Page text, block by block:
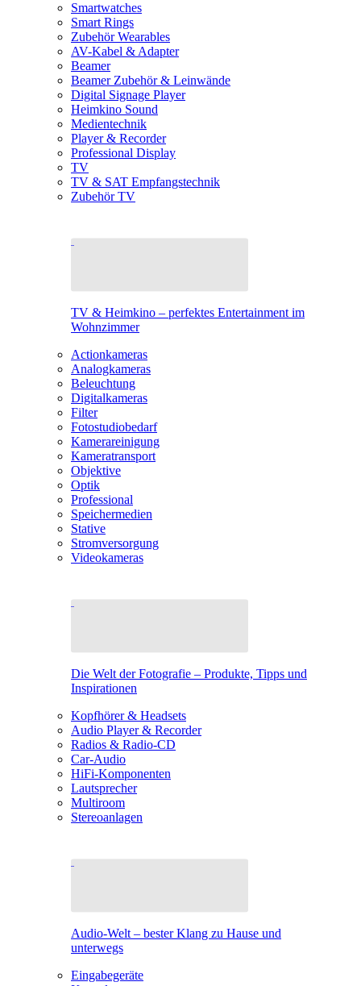
Smartwatches
Smart Rings
Zubehör Wearables
AV-Kabel & Adapter
Beamer
Beamer Zubehör & Leinwände
Digital Signage Player
Heimkino Sound
Medientechnik
Player & Recorder
Professional Display
TV
TV & SAT Empfangstechnik
Zubehör TV
TV & Heimkino – perfektes Entertainment im
Wohnzimmer
Actionkameras
Analogkameras
Beleuchtung
Digitalkameras
Filter
Fotostudiobedarf
Kamerareinigung
Kameratransport
Objektive
Optik
Professional
Speichermedien
Stative
Stromversorgung
Videokameras
Die Welt der Fotografie – Produkte, Tipps und
Inspirationen
Kopfhörer & Headsets
Audio Player & Recorder
Radios & Radio-CD
Car-Audio
HiFi-Komponenten
Lautsprecher
Multiroom
Stereoanlagen
Audio-Welt – bester Klang zu Hause und
unterwegs
Eingabegeräte